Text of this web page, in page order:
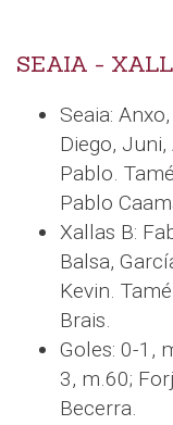
SEAIA -
Seaia:
Diego,
Pablo.
Pablo
Xallas B:
Balsa,
Kevin.
Brais.
Goles: 0-1,
3, m.60;
Becerra.